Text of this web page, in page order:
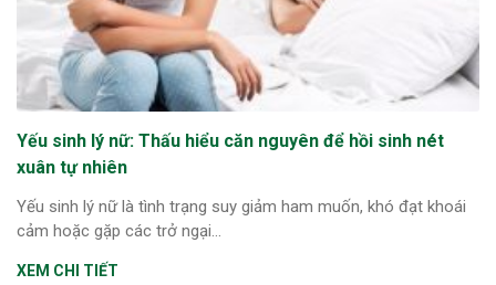
Yếu sinh lý nữ: Thấu hiểu căn nguyên để hồi sinh nét
xuân tự nhiên
Yếu sinh lý nữ là tình trạng suy giảm ham muốn, khó đạt khoái
cảm hoặc gặp các trở ngại...
XEM CHI TIẾT